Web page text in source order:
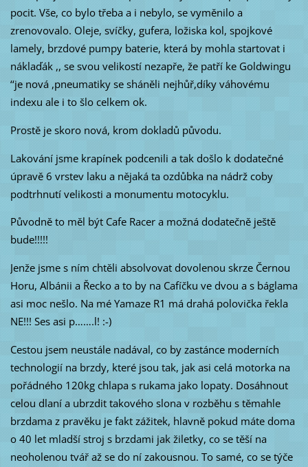
pocit. Vše, co bylo třeba a i nebylo, se vyměnilo a
zrenovovalo. Oleje, svíčky, gufera, ložiska kol, spojkové
lamely, brzdové pumpy baterie, která by mohla startovat i
náklaďák ,, se svou velikostí nezapře, že patří ke Goldwingu
‘‘je nová ,pneumatiky se sháněli nejhůř,díky váhovému
indexu ale i to šlo celkem ok.
Prostě je skoro nová, krom dokladů původu.
Lakování jsme krapínek podcenili a tak došlo k dodatečné
úpravě 6 vrstev laku a nějaká ta ozdůbka na nádrž coby
podtrhnutí velikosti a monumentu motocyklu.
Původně to měl být Cafe Racer a možná dodatečně ještě
bude!!!!!
Jenže jsme s ním chtěli absolvovat dovolenou skrze Černou
Horu, Albánii a Řecko a to by na Cafíčku ve dvou a s báglama
asi moc nešlo. Na mé Yamaze R1 má drahá polovička řekla
NE!!! Ses asi p…….l! :-)
Cestou jsem neustále nadával, co by zastánce moderních
technologií na brzdy, které jsou tak, jak asi celá motorka na
pořádného 120kg chlapa s rukama jako lopaty. Dosáhnout
celou dlaní a ubrzdit takového slona v rozběhu s těmahle
brzdama z pravěku je fakt zážitek, hlavně pokud máte doma
o 40 let mladší stroj s brzdami jak žiletky, co se těší na
neoholenou tvář až se do ní zakousnou. To samé, co se týče